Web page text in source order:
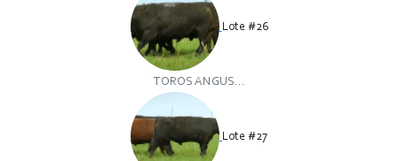
Lote #26
TOROS ANGUS...
Lote #27